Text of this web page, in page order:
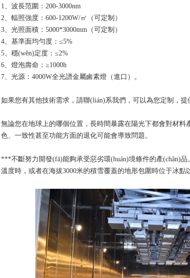
1、波長范圍：200-3000nm
2、輻照強度：600-1200W/㎡（可定制）
3、光照面積：5000*3000mm（可定制）
4、基準面均勻度：≤5%
5、穩(wěn)定度：≤2%
6、燈泡壽命：≥1000h
7、光源：4000W全光譜金屬鹵素燈（進口）。
如果您有其他技術需求，請聯(lián)系我們，可以為您定制，提
無論您在地球上的哪個位置，長時間暴露在陽光下都會對材料產
色、一致性甚至功能方面的退化可能會導致問題。
***不斷努力開發(fā)能夠承受惡劣環(huán)境條件的產(chǎn)
溫度時，或者在海拔3000米的積雪覆蓋的地形包圍時位于冰點以